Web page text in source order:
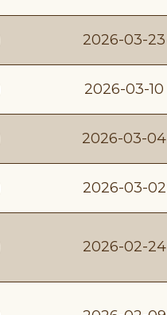
2026-03-23
2026-03-10
2026-03-04
2026-03-02
2026-02-24